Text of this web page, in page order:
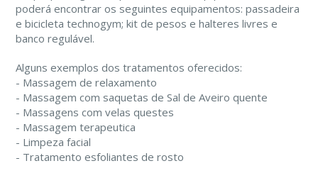
poderá encontrar os seguintes equipamentos: passadeira
e bicicleta technogym; kit de pesos e halteres livres e
banco regulável.
Alguns exemplos dos tratamentos oferecidos:
- Massagem de relaxamento
- Massagem com saquetas de Sal de Aveiro quente
- Massagens com velas questes
- Massagem terapeutica
- Limpeza facial
- Tratamento esfoliantes de rosto